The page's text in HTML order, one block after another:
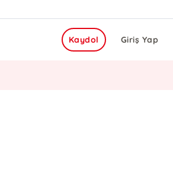
Giriş Yap
Kaydol